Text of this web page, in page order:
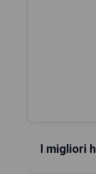
I migliori